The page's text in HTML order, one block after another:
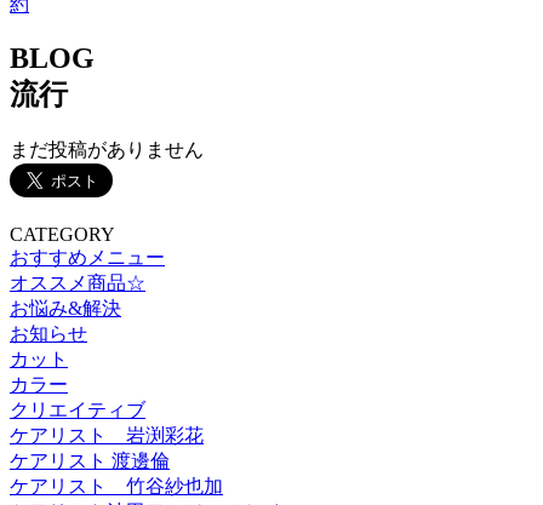
BLOG
流行
まだ投稿がありません
CATEGORY
おすすめメニュー
オススメ商品☆
お悩み&解決
お知らせ
カット
カラー
クリエイティブ
ケアリスト 岩渕彩花
ケアリスト 渡邊倫
ケアリスト 竹谷紗也加